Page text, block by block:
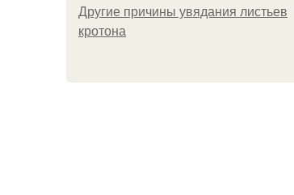
Другие причины увядания листьев
кротона